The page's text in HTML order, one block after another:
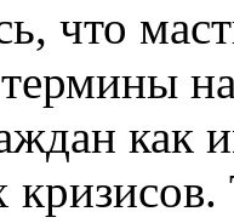
что